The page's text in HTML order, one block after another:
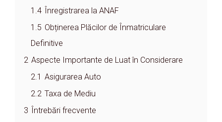
1.4
Înregistrarea la ANAF
1.5 Obținerea Plăcilor de Înmatriculare
Definitive
2 Aspecte Importante de Luat în Considerare
2.1 Asigurarea Auto
2.2 Taxa de Mediu
3
Întrebări frecvente